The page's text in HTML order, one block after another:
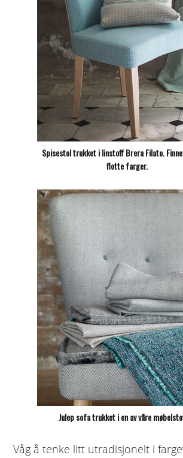
Spisestol trukket i linstoff Brera Filato.
flotte farger.
Julep sofa trukket i en av våre
Våg å tenke litt utradisjonelt i